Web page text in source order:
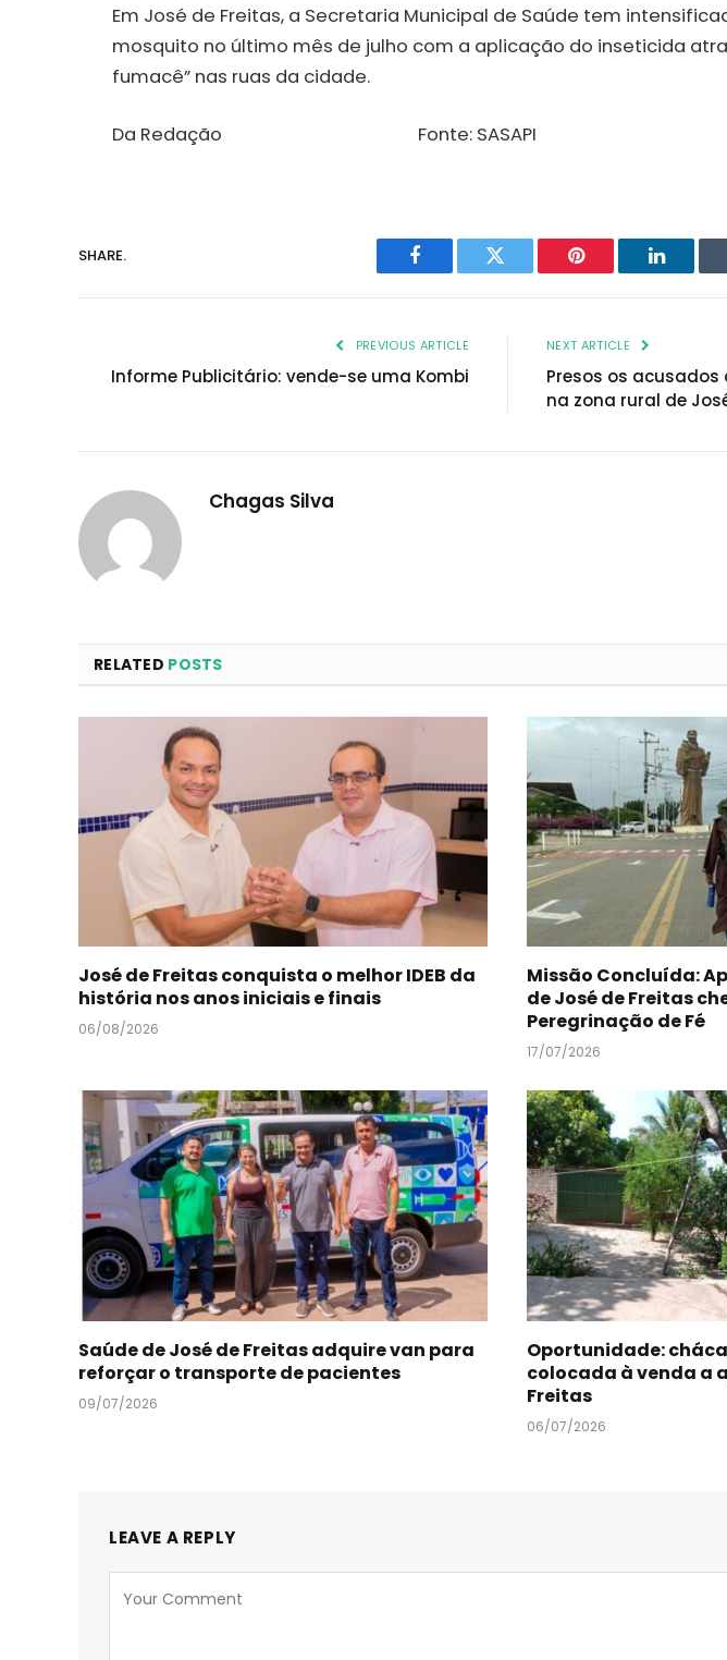
Em José de Freitas, a Secretaria Municipal de Saúde tem
mosquito no último mês de julho com a aplicação do inseticida
fumacê” nas ruas da cidade.
Da Redação Fonte: SASAPI
SHARE.
Facebook Twitter Pinterest LinkedIn
PREVIOUS ARTICLE
Informe Publicitário: vende-se uma Kombi
NEXT ARTICLE
Presos os
na zona rural de
Chagas Silva
RELATED POSTS
José de Freitas conquista o melhor IDEB da
história nos anos iniciais e finais
06/08/2026
Missão Concluída:
de José de Freitas
Peregrinação de Fé
17/07/2026
Saúde de José de Freitas adquire van para
reforçar o transporte de pacientes
09/07/2026
Oportunidade:
colocada à venda a
Freitas
06/07/2026
LEAVE A REPLY